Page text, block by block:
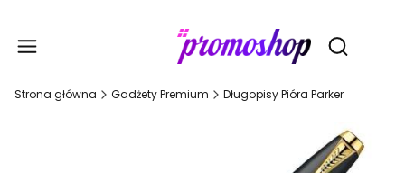
Otwórz
Strona główna Gadżety Premium Długopisy Pióra Parker